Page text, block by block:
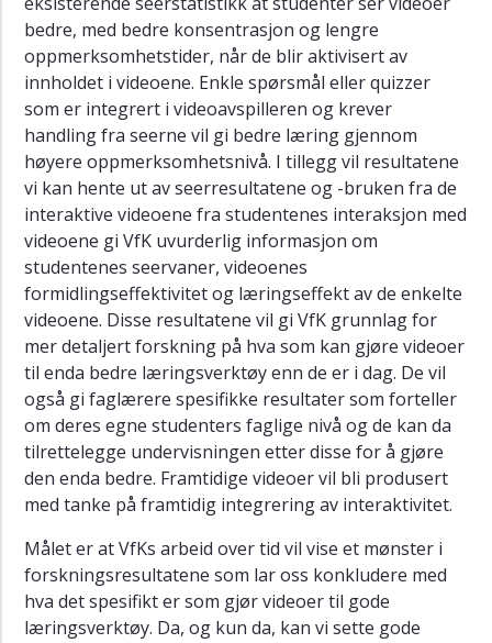
bedre, med bedre konsentrasjon og lengre
oppmerksomhetstider, når de blir aktivisert av
innholdet i videoene. Enkle spørsmål eller quizzer
som er integrert i videoavspilleren og krever
handling fra seerne vil gi bedre læring gjennom
høyere oppmerksomhetsnivå. I tillegg vil resultatene
vi kan hente ut av seerresultatene og -bruken fra de
interaktive videoene fra studentenes interaksjon med
videoene gi VfK uvurderlig informasjon om
studentenes seervaner, videoenes
formidlingseffektivitet og læringseffekt av de enkelte
videoene. Disse resultatene vil gi VfK grunnlag for
mer detaljert forskning på hva som kan gjøre videoer
til enda bedre læringsverktøy enn de er i dag. De vil
også gi faglærere spesifikke resultater som forteller
om deres egne studenters faglige nivå og de kan da
tilrettelegge undervisningen etter disse for å gjøre
den enda bedre. Framtidige videoer vil bli produsert
med tanke på framtidig integrering av interaktivitet.
Målet er at VfKs arbeid over tid vil vise et mønster i
forskningsresultatene som lar oss konkludere med
hva det spesifikt er som gjør videoer til gode
læringsverktøy. Da, og kun da, kan vi sette gode